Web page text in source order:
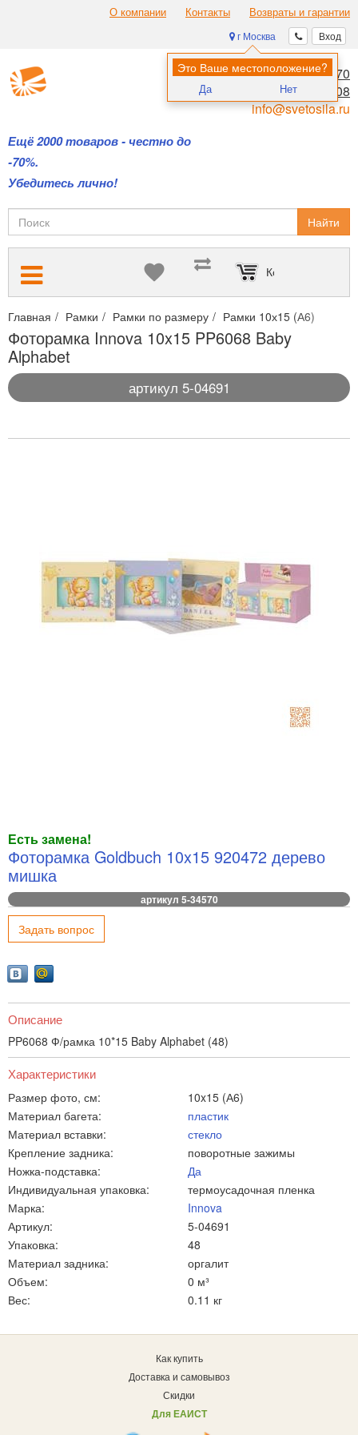
О компании Контакты Возвраты и гарантии
Вход
г Москва
Это Ваше местоположение?
Да Нет
Ещё 2000 товаров - честно до
-70%.
Убедитесь лично!
8 (495) 970-00-70
8 (800) 700-11-08
info@svetosila.ru
Найти
Корзина пуста
Главная Рамки Рамки по размеру Рамки 10х15 (А6)
Фоторамка Innova 10x15 PP6068 Baby
Alphabet
артикул 5-04691
Есть замена!
Фоторамка Goldbuch 10x15 920472 дерево
мишка
артикул 5-34570
Задать вопрос
Описание
PP6068 Ф/рамка 10*15 Baby Alphabet (48)
Характеристики
Размер фото, см:
10x15 (А6)
Материал багета:
пластик
Материал вставки:
стекло
Крепление задника:
поворотные зажимы
Ножка-подставка:
Да
Индивидуальная упаковка:
термоусадочная пленка
Марка:
Innova
Артикул:
5-04691
Упаковка:
48
Материал задника:
оргалит
Объем:
0 м³
Вес:
0.11 кг
Как купить
Доставка и самовывоз
Скидки
Для ЕАИСТ